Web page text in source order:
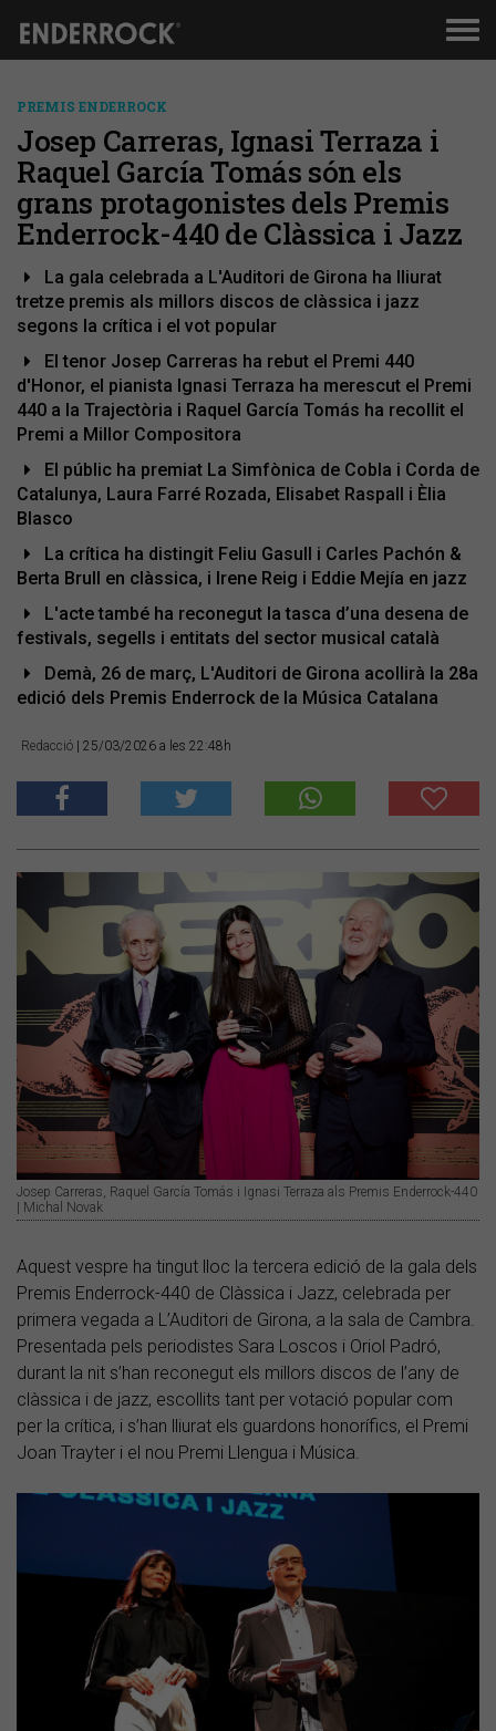
PREMIS ENDERROCK
Josep Carreras, Ignasi Terraza i
Raquel García Tomás són els
grans protagonistes dels Premis
Enderrock-440 de Clàssica i Jazz
La gala celebrada a L'Auditori de Girona ha lliurat
tretze premis als millors discos de clàssica i jazz
segons la crítica i el vot popular
El tenor Josep Carreras ha rebut el Premi 440
d'Honor, el pianista Ignasi Terraza ha merescut el Premi
440 a la Trajectòria i Raquel García Tomás ha recollit el
Premi a Millor Compositora
El públic ha premiat La Simfònica de Cobla i Corda de
Catalunya, Laura Farré Rozada, Elisabet Raspall i Èlia
Blasco
La crítica ha distingit Feliu Gasull i Carles Pachón &
Berta Brull en clàssica, i Irene Reig i Eddie Mejía en jazz
L'acte també ha reconegut la tasca d’una desena de
festivals, segells i entitats del sector musical català
Demà, 26 de març, L'Auditori de Girona acollirà la 28a
edició dels Premis Enderrock de la Música Catalana
Redacció | 25/03/2026 a les 22:48h
Josep Carreras, Raquel García Tomás i Ignasi Terraza als Premis Enderrock-440
| Michal Novak
Aquest vespre ha tingut lloc la tercera edició de la gala dels
Premis Enderrock-440 de Clàssica i Jazz, celebrada per
primera vegada a L’Auditori de Girona, a la sala de Cambra.
Presentada pels periodistes Sara Loscos i Oriol Padró,
durant la nit s’han reconegut els millors discos de l’any de
clàssica i de jazz, escollits tant per votació popular com
per la crítica, i s’han lliurat els guardons honorífics, el Premi
Joan Trayter i el nou Premi Llengua i Música.